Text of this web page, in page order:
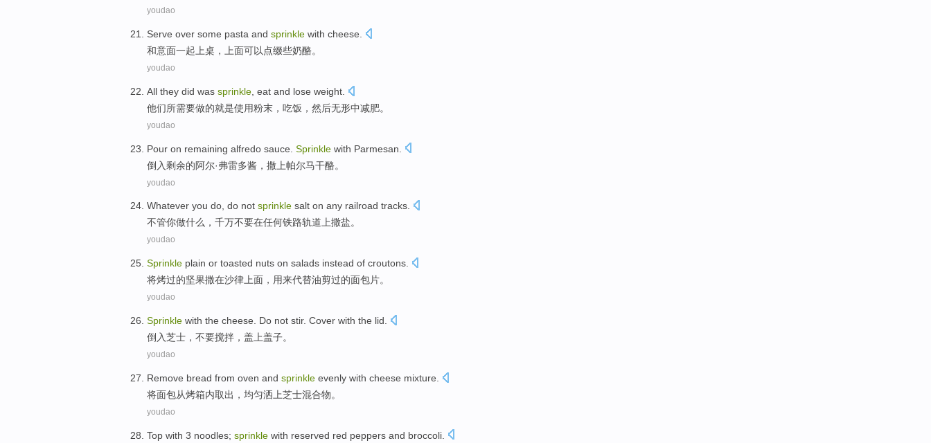
youdao
Serve over some pasta and sprinkle with cheese
和意面一起 上桌，上面可以 点缀些奶酪。
youdao
All they did was sprinkle eat and lose weight
他们所需要做的就是使用粉末 ， 吃饭 ，然后无形中减肥。
youdao
Pour on remaining alfredo sauce Sprinkle with Parmesan
倒入剩余的阿尔·弗雷多酱 ， 撒上帕尔马干酪。
youdao
Whatever you do, do not sprinkle salt on any railroad tracks.
不管你做什么，千万不要在任何铁路轨道上撒盐。
youdao
Sprinkle plain or toasted nuts on salads instead of croutons.
将烤过的坚果撒在沙律上面，用来代替油剪过的面包片。
youdao
Sprinkle with the cheese Do not stir. Cover with the lid
倒入芝士 ， 不要搅拌 ， 盖 上盖子。
youdao
Remove bread from oven and sprinkle evenly with cheese mixture
将面包从烤箱内取出 ， 均匀洒上芝士混合物。
youdao
Top with 3 noodles; sprinkle with reserved red peppers and broccoli